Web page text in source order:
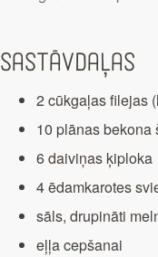
Sastāvdaļas
2 cūkgaļas filejas
10 plānas bekona
6 daiviņas ķiploka
4 ēdamkarotes
sāls, drupināti
eļļa cepšanai